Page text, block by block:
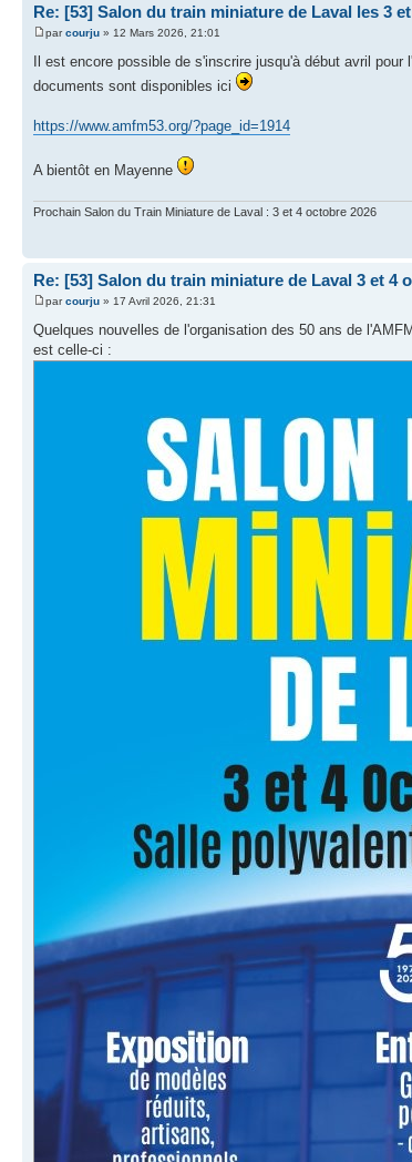
Re: [53] Salon du train miniature de Laval les 3
parcourju » 12 Mars 2026, 21:01
Il est encore possible de s'inscrire jusqu'à début avril
documents sont disponibles ici
https://www.amfm53.org/?page_id=1914
A bientôt en Mayenne
Prochain Salon du Train Miniature de Laval : 3 et 4 octobre 2026
Re: [53] Salon du train miniature de Laval 3 et 4
parcourju » 17 Avril 2026, 21:31
Quelques nouvelles de l'organisation des 50 ans de
est celle-ci :